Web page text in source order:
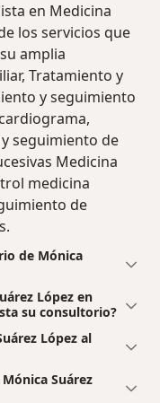
en Medicina
los servicios que
amplia
Tratamiento y
y seguimiento
seguimiento de
Medicina
medicina
de
de Mónica
López en
su consultorio?
López al
Suárez